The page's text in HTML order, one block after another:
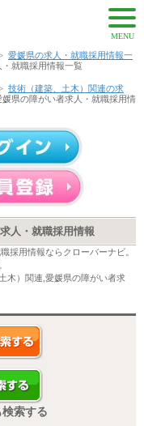
MENU
愛媛県の求人・就職採用情報一
就職採用情報一覧
技術（建築、土木）関連の求
県の障がい者求人・就職採用情
人・就職採用情報
採用情報ならクローバーナビ。
木）関連,愛媛県の障がい者求
索する